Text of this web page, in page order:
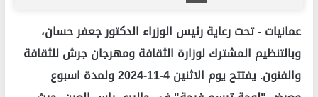
عمانيات -تحت رعاية رئيس الوزراء الدكتور جعفر حسان،
وبالتنظيم المشترك لوزارة الثقافة ومهرجان جرش للثقافة
والفنون. يفتتح يوم الاثنين 4-11-2024 ولمدة اسبوع